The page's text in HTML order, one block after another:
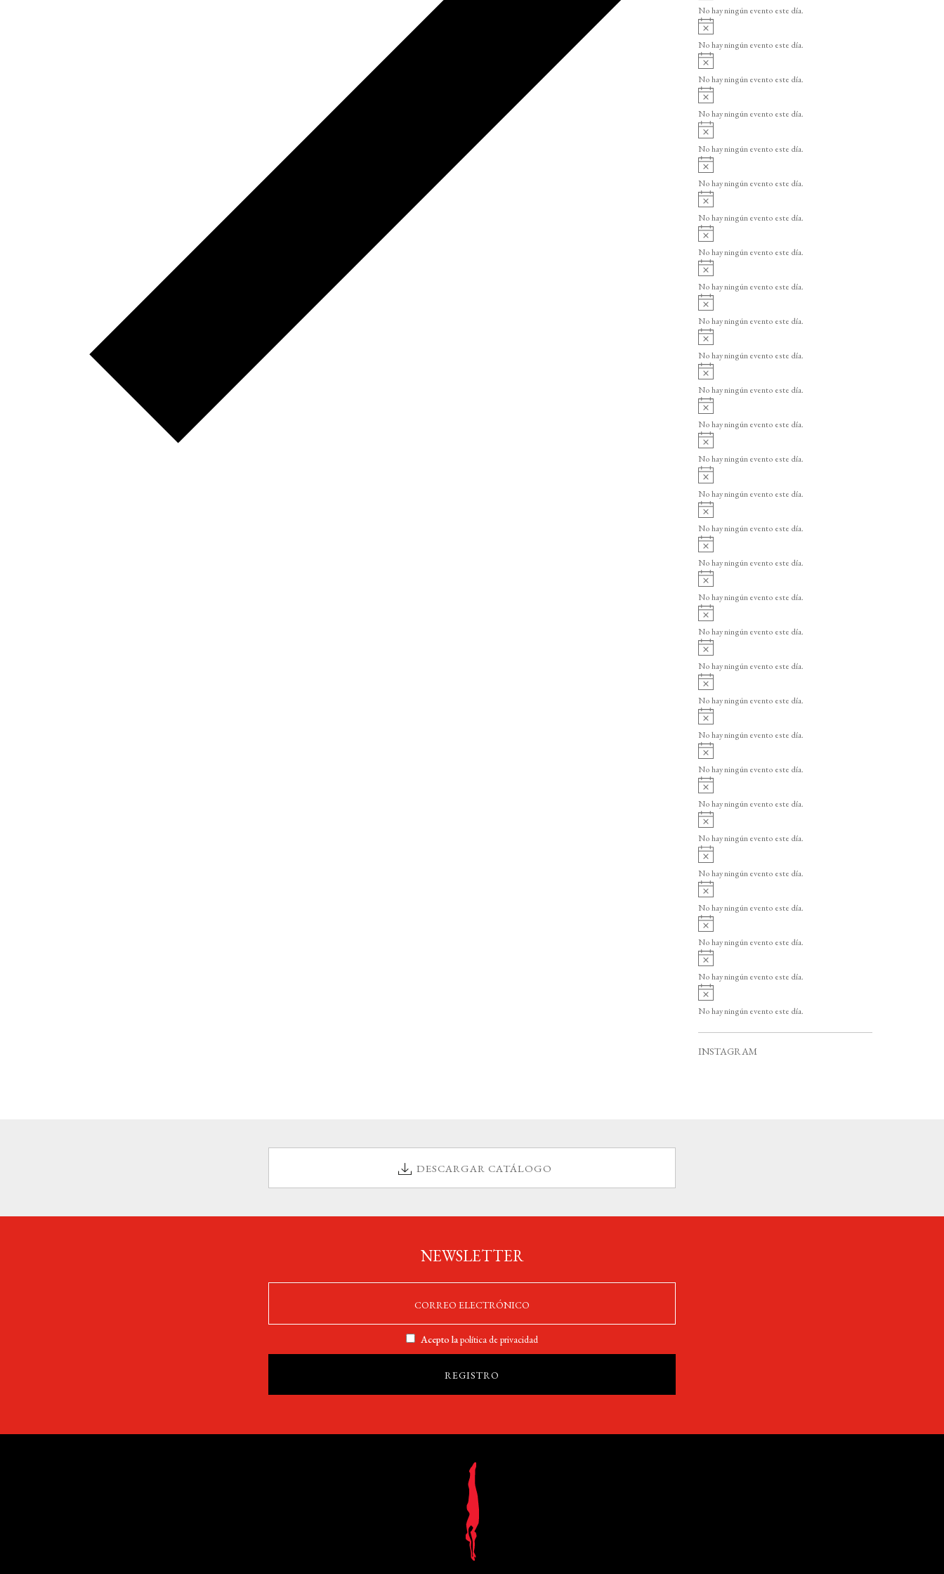
o
i
o
No hay ningún evento este día.
v
i
o
No hay ningún evento este día.
v
i
o
No hay ningún evento este día.
v
i
o
No hay ningún evento este día.
A
v
i
o
No hay ningún evento este día.
A
v
i
o
No hay ningún evento este día.
v
i
o
No hay ningún evento este día.
v
i
o
No hay ningún evento este día.
v
i
o
No hay ningún evento este día.
v
i
o
No hay ningún evento este día.
v
i
o
No hay ningún evento este día.
v
i
o
No hay ningún evento este día.
v
i
o
No hay ningún evento este día.
v
i
o
No hay ningún evento este día.
A
v
i
o
No hay ningún evento este día.
A
v
i
o
No hay ningún evento este día.
A
v
i
o
No hay ningún evento este día.
v
i
o
No hay ningún evento este día.
v
i
o
No hay ningún evento este día.
v
i
o
No hay ningún evento este día.
v
i
o
No hay ningún evento este día.
v
i
o
No hay ningún evento este día.
v
i
o
No hay ningún evento este día.
v
i
o
No hay ningún evento este día.
v
i
o
No hay ningún evento este día.
A
v
i
o
No hay ningún evento este día.
A
v
i
o
No hay ningún evento este día.
v
i
o
No hay ningún evento este día.
v
i
o
No hay ningún evento este día.
v
i
No hay ningún evento este día.
INSTAGRAM
DESCARGAR CATÁLOGO
NEWSLETTER
Acepto lapolítica de privacidad